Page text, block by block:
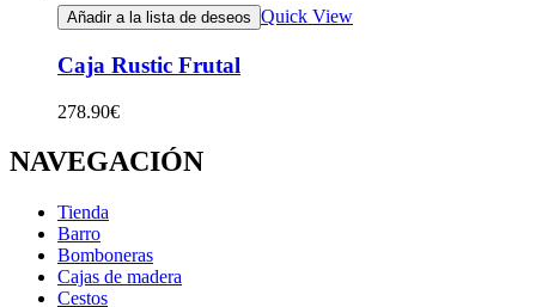
Añadir a la lista de deseos Quick View
Caja Rustic Frutal
278.90€
NAVEGACIÓN
Tienda
Barro
Bomboneras
Cajas de madera
Cestos